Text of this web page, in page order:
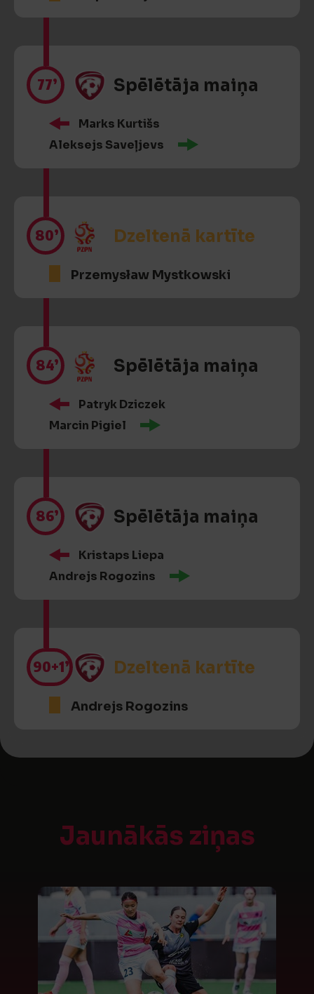
77’ Spēlētāja maiņa
Marks Kurtišs
Aleksejs Saveļjevs
80’ Dzeltenā kartīte
Przemysław Mystkowski
84’ Spēlētāja maiņa
Patryk Dziczek
Marcin Pigiel
86’ Spēlētāja maiņa
Kristaps Liepa
Andrejs Rogozins
90+1’ Dzeltenā kartīte
Andrejs Rogozins
Jaunākās ziņas